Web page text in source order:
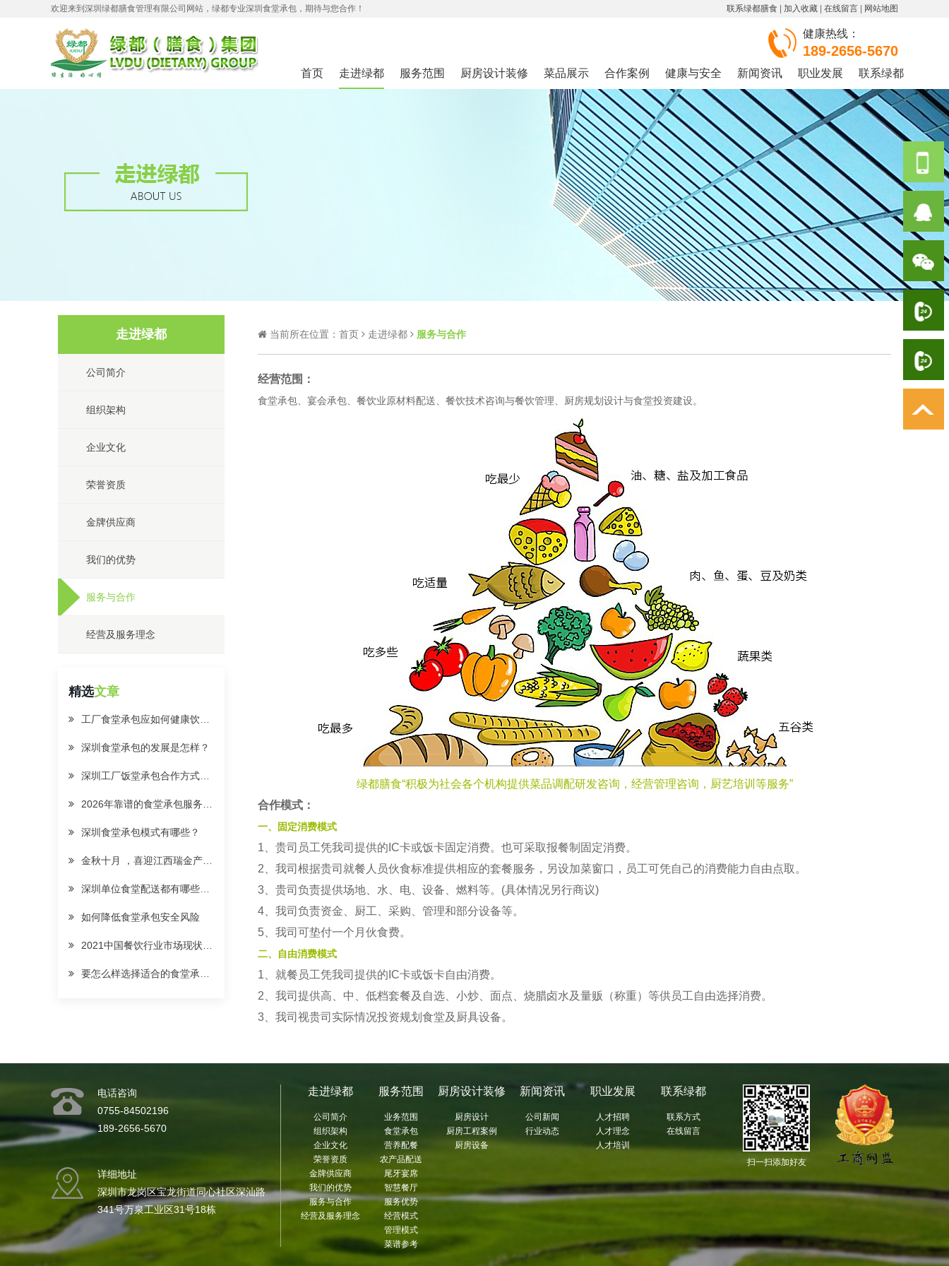
欢迎来到深圳绿都膳食管理有限公司网站，绿都专业深圳食堂承包，期待与您合作！ 联系绿都膳食 加入收藏 在线留言 网站地图
健康热线：
189-2656-5670
首页 走进绿都 服务范围 厨房设计装修 菜品展示 合作案例 健康与安全 新闻资讯 职业发展 联系绿都
走进绿都
公司简介
组织架构
企业文化
荣誉资质
金牌供应商
我们的优势
服务与合作
经营及服务理念
精选文章
工厂食堂承包应如何健康饮食搭配
深圳食堂承包的发展是怎样？
深圳工厂饭堂承包合作方式有哪些？
2026年靠谱的食堂承包服务业企业食堂承包团队哪家好质量参考评选
深圳食堂承包模式有哪些？
金秋十月 ，喜迎江西瑞金产业园园区餐厅隆重开业！
深圳单位食堂配送都有哪些要点需要了解？
如何降低食堂承包安全风险
2021中国餐饮行业市场现状与发展趋势
要怎么样选择适合的食堂承包公司
当前所在位置：首页 走进绿都 服务与合作
经营范围：
食堂承包、宴会承包、餐饮业原材料配送、餐饮技术咨询与餐饮管理、厨房规划设计与食堂投资建设。
绿都膳食“积极为社会各个机构提供菜品调配研发咨询，经营管理咨询，厨艺培训等服务”
合作模式：
一、固定消费模式
1、贵司员工凭我司提供的IC卡或饭卡固定消费。也可采取报餐制固定消费。
2、我司根据贵司就餐人员伙食标准提供相应的套餐服务，另设加菜窗口，员工可凭自己的消费能力自由点取。
3、贵司负责提供场地、水、电、设备、燃料等。(具体情况另行商议)
4、我司负责资金、厨工、采购、管理和部分设备等。
5、我司可垫付一个月伙食费。
二、自由消费模式
1、就餐员工凭我司提供的IC卡或饭卡自由消费。
2、我司提供高、中、低档套餐及自选、小炒、面点、烧腊卤水及量贩（称重）等供员工自由选择消费。
3、我司视贵司实际情况投资规划食堂及厨具设备。
电话咨询
0755-84502196
189-2656-5670
详细地址
深圳市龙岗区宝龙街道同心社区深汕路
341号万泉工业区31号18栋
走进绿都
公司简介
组织架构
企业文化
荣誉资质
金牌供应商
我们的优势
服务与合作
经营及服务理念
服务范围
业务范围
食堂承包
营养配餐
农产品配送
尾牙宴席
智慧餐厅
服务优势
经营模式
管理模式
菜谱参考
厨房设计装修
厨房设计
厨房工程案例
厨房设备
新闻资讯
公司新闻
行业动态
职业发展
人才招聘
人才理念
人才培训
联系绿都
联系方式
在线留言
扫一扫添加好友